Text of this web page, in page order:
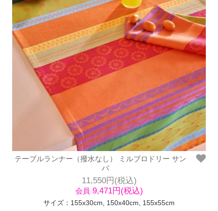
テーブルランナー（撥水なし） ミルブロドリー サン
バ
11,550円(税込)
会員 9,471円(税込)
サイズ：155x30cm, 150x40cm, 155x55cm